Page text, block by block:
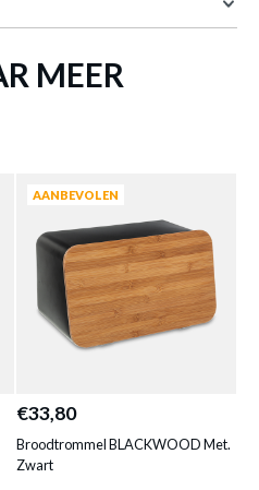
39 cmMEER
AANBEVOLEN
€33,80
Broodtrommel BLACKWOOD Met.
Zwart
Bamboe/Inox
je winkelmandje
BAMOR